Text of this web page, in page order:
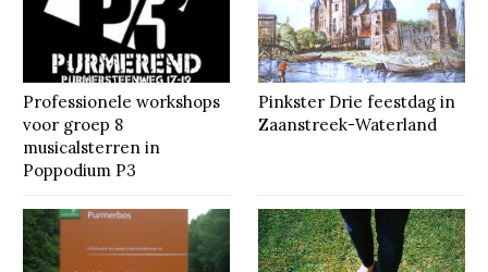
Professionele workshops
voor groep 8
musicalsterren in
Poppodium P3
Pinkster Drie feestdag in
Zaanstreek-Waterland